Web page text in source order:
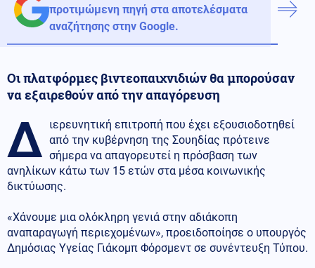
προτιμώμενη πηγή στα αποτελέσματα
αναζήτησης στην Google.
Οι πλατφόρμες βιντεοπαιχνιδιών θα μπορούσαν
να εξαιρεθούν από την απαγόρευση
Δ ιερευνητική επιτροπή που έχει εξουσιοδοτηθεί
από την κυβέρνηση της Σουηδίας πρότεινε
σήμερα να απαγορευτεί η πρόσβαση των
ανηλίκων κάτω των 15 ετών στα μέσα κοινωνικής
δικτύωσης.
«Χάνουμε μια ολόκληρη γενιά στην αδιάκοπη
αναπαραγωγή περιεχομένων», προειδοποίησε ο υπουργός
Δημόσιας Υγείας Γιάκομπ Φόρσμεντ σε συνέντευξη Τύπου.